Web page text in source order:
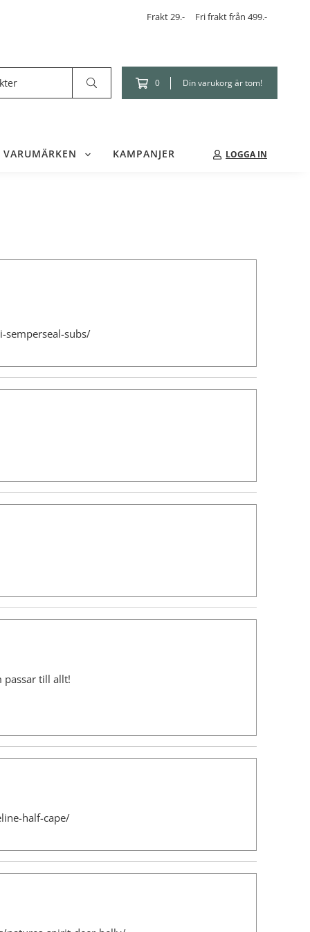
Frakt 29.- Fri frakt från 499.-
0 Din varukorg är tom!
VARUMÄRKEN KAMPANJER LOGGA IN
subs/
passar till allt!
half-cape/